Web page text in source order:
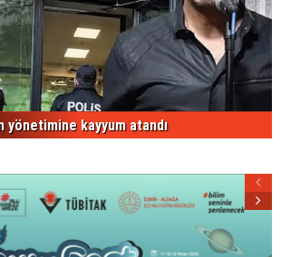
yönetimine kayyum atandı